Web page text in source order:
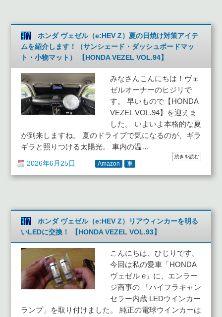
ホンダ ヴェゼル（e:HEV Z）夏の日焼け対策アイテ
ムを紹介します！（サンシェード・ダッシュボードマッ
ト・小物マット） 【HONDA VEZEL VOL.94】
みなさんこんにちは！ヴェ
ゼルオーナーのヒジリで
す。 早いもので【HONDA
VEZEL VOL.94】を迎えま
した。 いよいよ本格的な夏
が到来しますね。 夏のドライブで気になるのが、ギラ
ギラと照りつける太陽光。 車内の温…
2026年6月25日 Amazon 車
続きを読む
ホンダ ヴェゼル（e:HEV Z）リアウィンカーを明る
いLEDに交換！ 【HONDA VEZEL VOL.93】
こんにちは、ひじりです。
今回は私の愛車「HONDA
ヴェゼル e」に、エンラー
ジ商事の 「ハイフラキャン
セラー内蔵 LEDウインカー
ランプ」を取り付けました。 純正の電球ウインカーは